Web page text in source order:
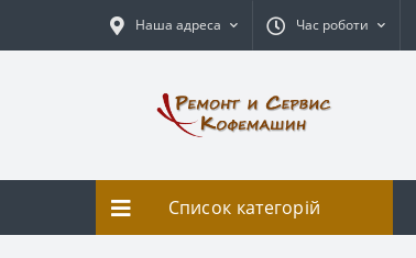
Наша адреса Час роботи
Список категорій